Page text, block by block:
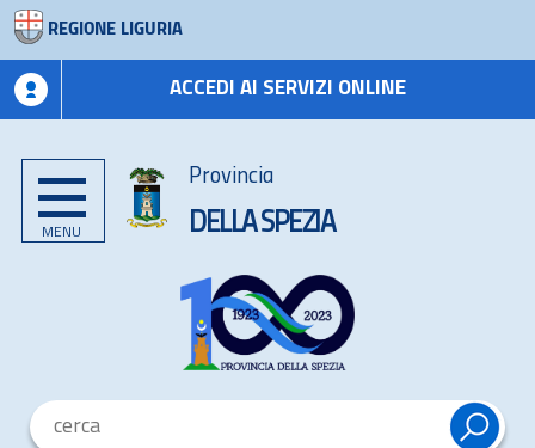
REGIONE LIGURIA
ACCEDI AI SERVIZI ONLINE
MENU
Provincia
DELLA SPEZIA